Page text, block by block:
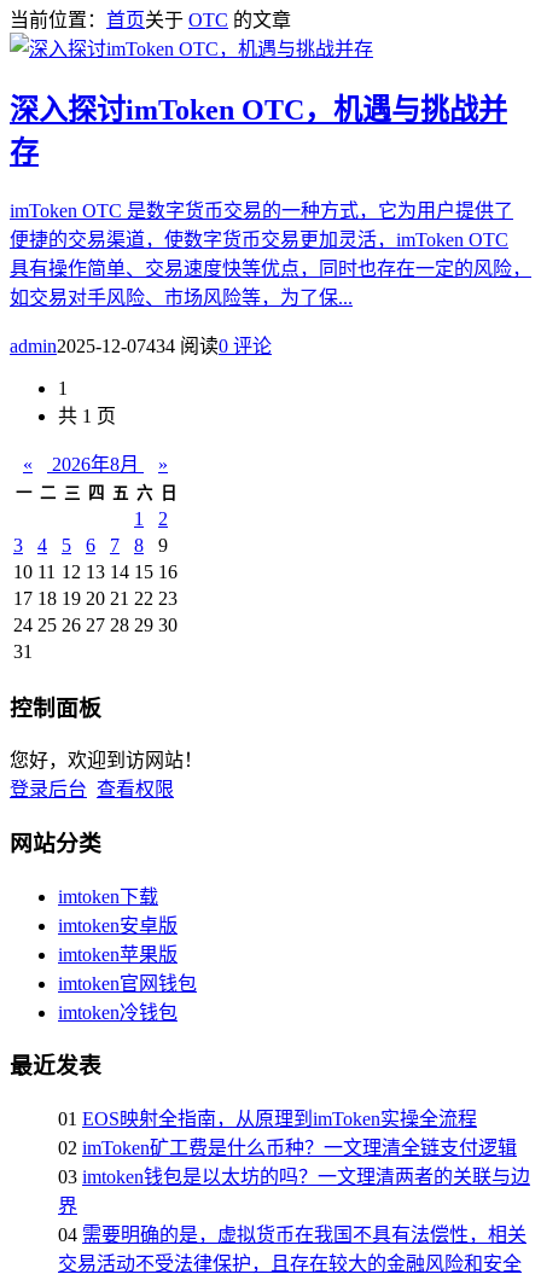
当前位置： 首页关于 OTC 的文章
深入探讨imToken OTC，机遇与挑战并
存
imToken OTC 是数字货币交易的一种方式，它为用户提供了
便捷的交易渠道，使数字货币交易更加灵活，imToken OTC
具有操作简单、交易速度快等优点，同时也存在一定的风险，
如交易对手风险、市场风险等，为了保...
admin2025-12-07434 阅读0 评论
1
共 1 页
« 2026年8月 »
一 二 三 四 五 六 日
1
2
3
4 5 6 7 8
9
10 11 12 13 14 15 16
17 18 19 20 21 22 23
24 25 26 27 28 29 30
31
控制面板
您好，欢迎到访网站！
登录后台 查看权限
网站分类
imtoken下载
imtoken安卓版
imtoken苹果版
imtoken官网钱包
imtoken冷钱包
最近发表
01 EOS映射全指南，从原理到imToken实操全流程
02 imToken矿工费是什么币种？一文理清全链支付逻辑
03 imtoken钱包是以太坊的吗？一文理清两者的关联与边
界
04 需要明确的是，虚拟货币在我国不具有法偿性，相关
交易活动不受法律保护，且存在较大的金融风险和安全